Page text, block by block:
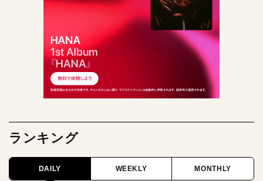
ランキング
DAILY WEEKLY MONTHLY